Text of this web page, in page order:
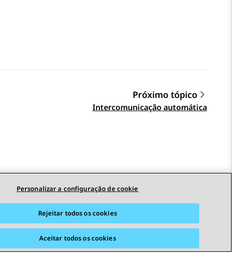
Próximo tópico
Intercomunicação automática
Personalizar a configuração de cookie
Rejeitar todos os cookies
Aceitar todos os cookies